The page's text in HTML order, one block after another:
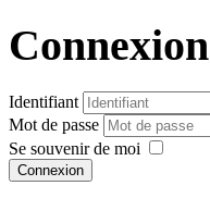
Identifiant
Mot de passe
Se souvenir de moi
Connexion